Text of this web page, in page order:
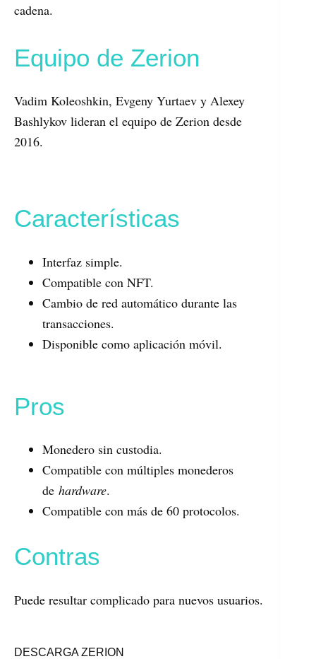
cadena.
Equipo de Zerion
Vadim Koleoshkin, Evgeny Yurtaev y Alexey
Bashlykov lideran el equipo de Zerion desde
2016.
Características
Interfaz simple.
Compatible con NFT.
Cambio de red automático durante las
transacciones.
Disponible como aplicación móvil.
Pros
Monedero sin custodia.
Compatible con múltiples monederos
de hardware.
Compatible con más de 60 protocolos.
Contras
Puede resultar complicado para nuevos usuarios.
DESCARGA ZERION